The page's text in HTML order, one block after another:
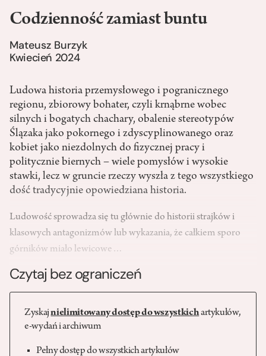
Codzienność zamiast buntu
Mateusz Burzyk
Kwiecień 2024
Ludowa historia przemysłowego i pogranicznego
regionu, zbiorowy bohater, czyli krnąbrne wobec
silnych i bogatych chachary, obalenie stereotypów
Ślązaka jako pokornego i zdyscyplinowanego oraz
kobiet jako niezdolnych do fizycznej pracy i
politycznie biernych – wiele pomysłów i wysokie
stawki, lecz w gruncie rzeczy wyszła z tego wszystkiego
dość tradycyjnie opowiedziana historia.
Ludowość sprowadza się tu głównie do historii strajków i
klasowych antagonizmów lub wykazania, że całkiem sporo
górników miało lewicowe…
Czytaj bez ograniczeń
Zyskajnielimitowany dostęp do wszystkichartykułów,
e-wydań i archiwum
Pełny dostęp do wszystkich artykułów